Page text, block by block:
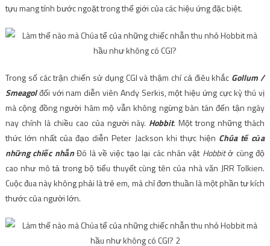
tựu mang tính bước ngoặt trong thế giới của các hiệu ứng đặc biệt.
Trong số các trận chiến sử dụng CGI và thậm chí cả điêu khắc Gollum /
Smeagolđối với nam diễn viên Andy Serkis, một hiệu ứng cực kỳ thú vị
mà cộng đồng người hâm mộ vẫn không ngừng bàn tán đến tận ngày
nay chính là chiều cao của người này. Hobbit. Một trong những thách
thức lớn nhất của đạo diễn Peter Jackson khi thực hiện Chúa tể của
những chiếc nhẫnĐó là về việc tạo lại các nhân vật Hobbitở cùng độ
cao như mô tả trong bộ tiểu thuyết cùng tên của nhà văn JRR Tolkien.
Cuộc đua này không phải là trẻ em, mà chỉ đơn thuần là một phần tư kích
thước của người lớn.